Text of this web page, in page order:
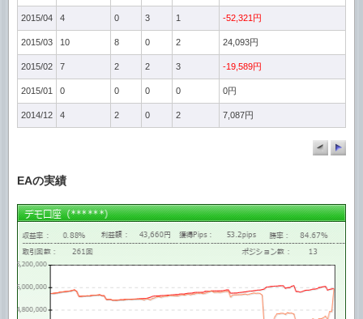
2015/04 4 0 3 1 -52,321円
2015/03 10 8 0 2 24,093円
2015/02 7 2 2 3 -19,589円
2015/01 0 0 0 0 0円
2014/12 4 2 0 2 7,087円
EAの実績